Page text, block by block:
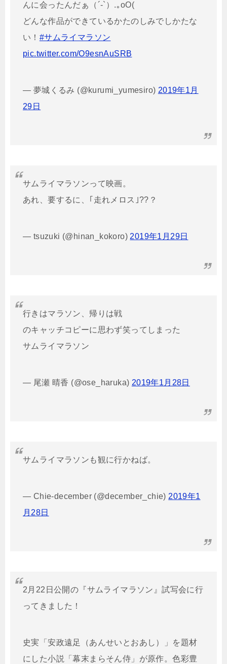
んに会ったんだぁ（´-`）.｡oO(
どんな作品ができているかたのしみでしかたな
い！ #サムライマラソン
pic.twitter.com/O9esnAuSRB
— 夢城くるみ (@kurumi_yumesiro) 2019年1月
29日
サムライマラソンって映画。
あれ、要するに、｢走れメロス｣??？
— tsuzuki (@hinan_kokoro) 2019年1月29日
行きはマラソン、帰りは戦
のキャッチコピーに思わず笑ってしまった
サムライマラソン
— 尾瀬 晴香 (@ose_haruka) 2019年1月28日
サムライマラソンも観に行かねば。
— Chie-december (@december_chie) 2019年1
月28日
2月22日公開の『サムライマラソン』試写会に行
ってきました！
史実「安政遠足（あんせいとおあし）」を題材
にした小説「幕末まらそん侍」が原作。色彩豊